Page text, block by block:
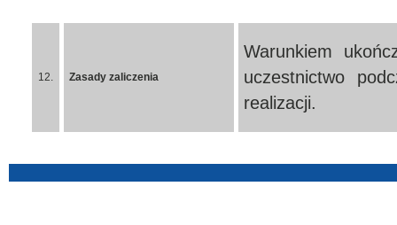
12. Zasady zaliczenia
Warunkiem
uczestnictwo
realizacji.